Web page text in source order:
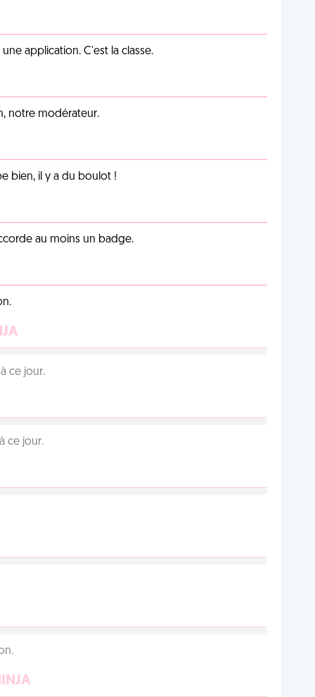
application. C'est la classe.
notre modérateur.
bien, il y a du boulot !
au moins un badge.
ce jour.
ce jour.